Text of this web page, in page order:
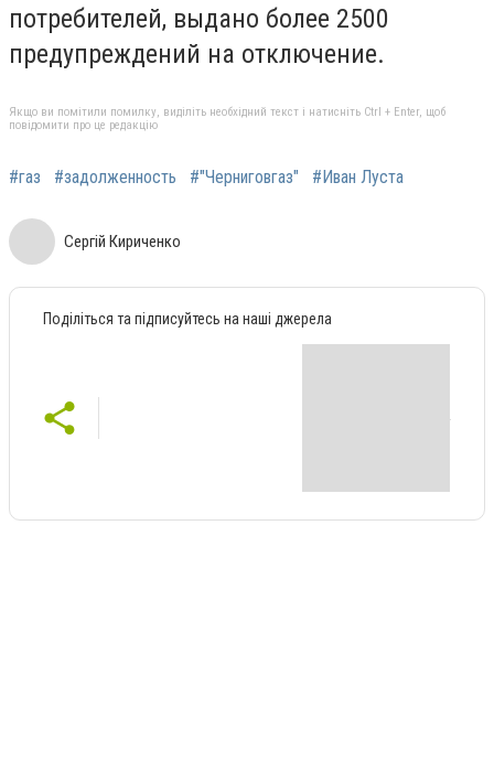
потребителей, выдано более 2500
предупреждений на отключение.
Якщо ви помітили помилку, виділіть необхідний текст і натисніть Ctrl + Enter, щоб
повідомити про це редакцію
#газ #задолженность #"Черниговгаз" #Иван Луста
Сергій Кириченко
Поділіться та підписуйтесь на наші джерела